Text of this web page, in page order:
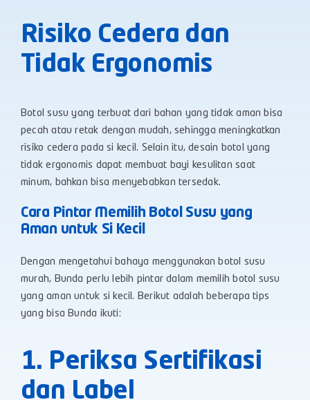
Risiko Cedera dan
Tidak Ergonomis
Botol susu yang terbuat dari bahan yang tidak aman bisa
pecah atau retak dengan mudah, sehingga meningkatkan
risiko cedera pada si kecil. Selain itu, desain botol yang
tidak ergonomis dapat membuat bayi kesulitan saat
minum, bahkan bisa menyebabkan tersedak.
Cara Pintar Memilih Botol Susu yang
Aman untuk Si Kecil
Dengan mengetahui bahaya menggunakan botol susu
murah, Bunda perlu lebih pintar dalam memilih botol susu
yang aman untuk si kecil. Berikut adalah beberapa tips
yang bisa Bunda ikuti:
1. Periksa Sertifikasi
dan Label